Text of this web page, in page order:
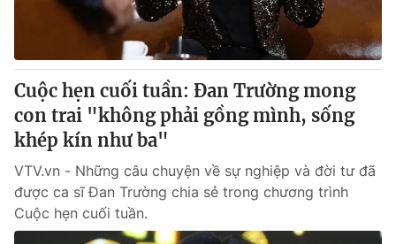
Cuộc hẹn cuối tuần: Đan Trường mong
con trai "không phải gồng mình, sống
khép kín như ba"
VTV.vn - Những câu chuyện về sự nghiệp và đời tư đã
được ca sĩ Đan Trường chia sẻ trong chương trình
Cuộc hẹn cuối tuần.